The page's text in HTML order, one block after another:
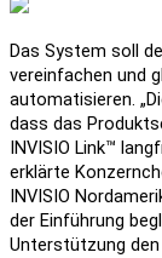
Das System soll
vereinfachen und
automatisieren.
dass das
INVISIO Link™
erklärte
INVISIO
der Einführung
Unterstützung